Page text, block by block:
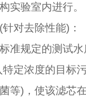
实验室内进行。
对去除性能)：
准规定的测试
定浓度的目标
等)，使该滤芯